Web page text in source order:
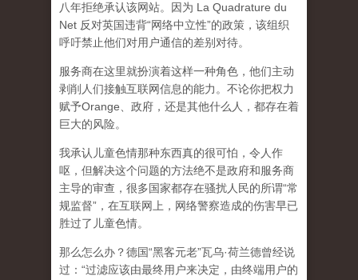
八年拒绝承认该网站。因为 La Quadrature du
Net 反对英国违背“网络中立性”的政策，该组织
呼吁禁止他们对用户通信的差别对待。
服务商在这里就扮演着这样一种角色，他们主动
剥削人们接触互联网信息的能力。不论你把权力
赋予Orange、政府，还是其他什么人，都存在着
巨大的风险。
我承认儿童色情那种东西真的很可怕，令人作
呕，但解决这个问题的方法绝不是政府和服务商
主导的审查，很多国家都存在骚扰人民的所谓“常
规监督”，在互联网上，网络警察造成的伤害早已
胜过了儿童色情。
那么怎么办？德国“黑客元老”瓦乌·荷兰德曾经说
过：“过滤应该由最终用户来决定，由终端用户的